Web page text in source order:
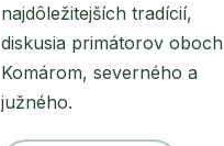
najdôležitejších tradícií,
diskusia primátorov oboch
Komárom, severného a
južného.